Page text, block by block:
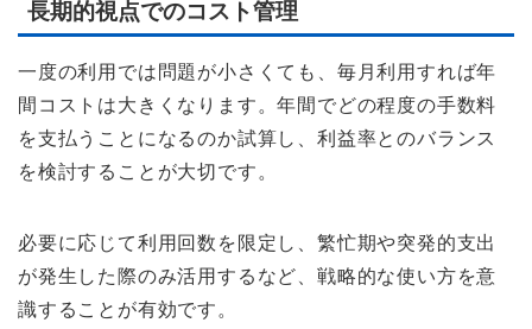
長期的視点でのコスト管理
一度の利用では問題が小さくても、毎月利用すれば年
間コストは大きくなります。年間でどの程度の手数料
を支払うことになるのか試算し、利益率とのバランス
を検討することが大切です。
必要に応じて利用回数を限定し、繁忙期や突発的支出
が発生した際のみ活用するなど、戦略的な使い方を意
識することが有効です。